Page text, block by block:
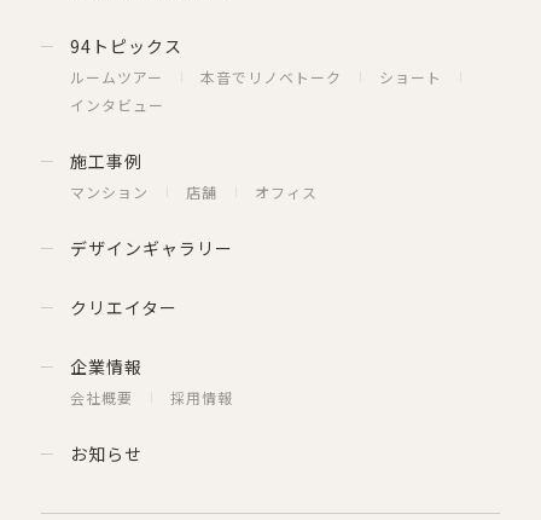
94トピックス
ルームツアー 本音でリノベトーク
ショート
インタビュー
施工事例
マンション 店舗 オフィス
デザインギャラリー
クリエイター
企業情報
会社概要 採用情報
お知らせ